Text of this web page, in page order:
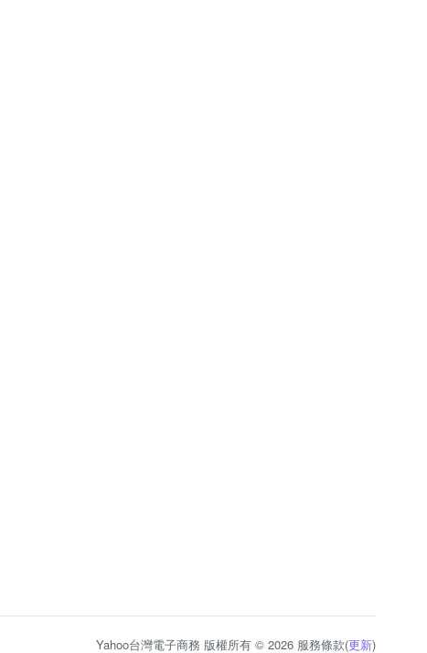
Yahoo台灣電子商務 版權所有 © 2026 服務條款(更新)